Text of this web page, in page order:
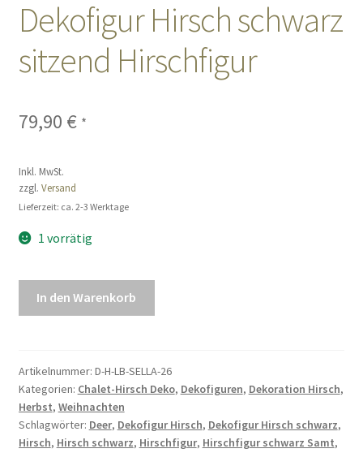
Dekofigur Hirsch schwarz
sitzend Hirschfigur
79,90 € *
Inkl. MwSt.
zzgl. Versand
Lieferzeit: ca. 2-3 Werktage
1 vorrätig
Hirschfigur
Menge
In den Warenkorb
Artikelnummer: D-H-LB-SELLA-26
Kategorien: Chalet-Hirsch Deko, Dekofiguren, Dekoration Hirsch,
Herbst, Weihnachten
Schlagwörter: Deer, Dekofigur Hirsch, Dekofigur Hirsch schwarz,
Hirsch, Hirsch schwarz, Hirschfigur, Hirschfigur schwarz Samt,